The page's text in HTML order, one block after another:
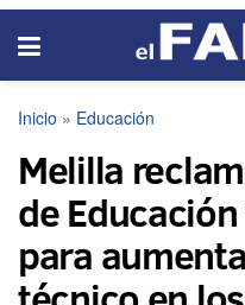
Inicio » Educación
Melilla
de
para